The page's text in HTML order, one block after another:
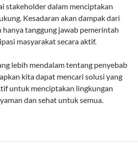
stakeholder dalam menciptakan
Kesadaran akan dampak dari
hanya tanggung jawab pemerintah
masyarakat secara aktif.
lebih mendalam tentang penyebab
kita dapat mencari solusi yang
untuk menciptakan lingkungan
dan sehat untuk semua.